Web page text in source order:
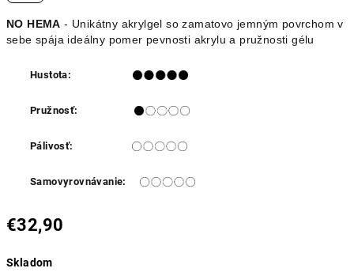
NO HEMA - Unikátny akrylgel so zamatovo jemným povrchom v
sebe spája ideálny pomer pevnosti akrylu a pružnosti gélu
Hustota:
Pružnosť:
Pálivosť:
Samovyrovnávanie:
€32,90
cena:
Skladom